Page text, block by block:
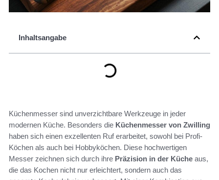
Inhaltsangabe
Küchenmesser sind unverzichtbare Werkzeuge in jeder
modernen Küche. Besonders die Küchenmesser von Zwilling
haben sich einen exzellenten Ruf erarbeitet, sowohl bei Profi-
Köchen als auch bei Hobbyköchen. Diese hochwertigen
Messer zeichnen sich durch ihre Präzision in der Küche aus,
die das Kochen nicht nur erleichtert, sondern auch das